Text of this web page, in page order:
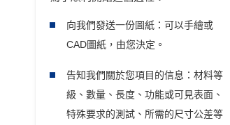
向我們發送一份圖紙：可以手繪或
CAD圖紙，由您決定。
告知我們關於您項目的信息：材料等
級、數量、長度、功能或可見表面、
特殊要求的測試、所需的尺寸公差等